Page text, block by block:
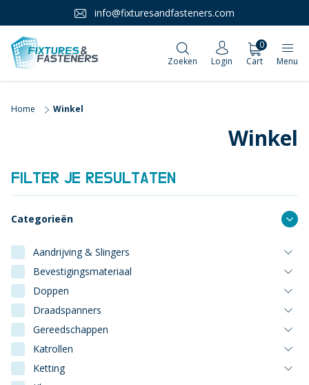
info@fixturesandfasteners.com
Zoeken Login
0
Cart
Menu
Home Winkel
Winkel
FILTER JE RESULTATEN
Categorieën
Aandrijving & Slingers
Bevestigingsmateriaal
Doppen
Draadspanners
Gereedschappen
Katrollen
Ketting